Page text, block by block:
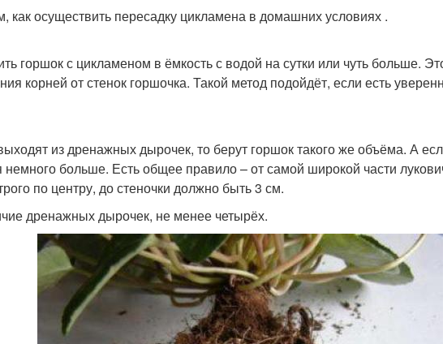
как осуществить пересадку цикламена в домашних условиях .
горшок с цикламеном в ёмкость с водой на сутки или чуть больше.
корней от стенок горшочка. Такой метод подойдёт, если есть
из дренажных дырочек, то берут горшок такого же объёма. А
немного больше. Есть общее правило – от самой широкой части
по центру, до стеночки должно быть 3 см.
дренажных дырочек, не менее четырёх.